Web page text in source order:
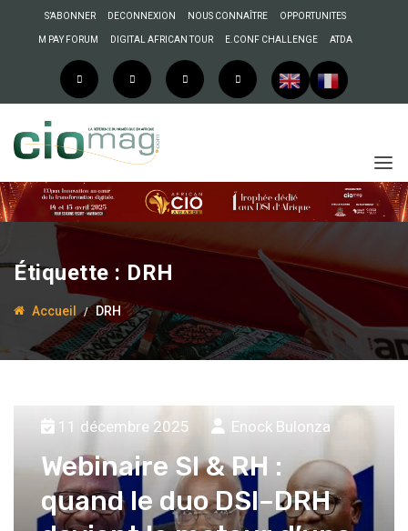
S’ABONNER DECONNEXION NOUS CONNAÎTRE OPPORTUNITES
M PAY FORUM DIGITAL AFRICAN TOUR E.CONF CHALLENGE ATDA
Étiquette : DRH
Accueil DRH
11 décembre 2025 Enock Bulonza
Webinaire SI & RH :
quand le duo DSI–DRH